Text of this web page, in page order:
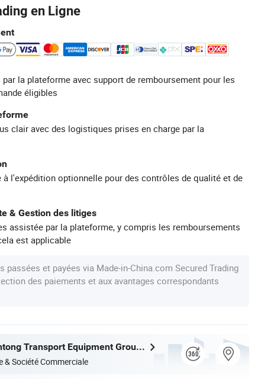
en Ligne
la plateforme avec support de remboursement pour les
éligibles
clair avec des logistiques prises en charge par la
à l'expédition optionnelle pour des contrôles de qualité et de
& Gestion des litiges
assistée par la plateforme, y compris les remboursements
est applicable
passées et payées via Made-in-China.com Secured Trading
des paiements et aux avantages correspondants
Yangzhou Xintong Transport Equipment Group Co., Ltd.
& Société Commerciale